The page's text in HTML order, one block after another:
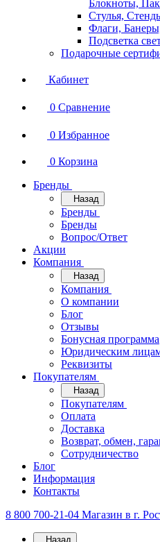
Блокноты,
Стулья,
Флаги,
Подсветка
Подарочные
Кабинет
0 Сравнение
0 Избранное
0 Корзина
Бренды
Назад
Бренды
Бренды
Вопрос/Ответ
Акции
Компания
Назад
Компания
О компании
Блог
Отзывы
Бонусная программа
Юридическим
Реквизиты
Покупателям
Назад
Покупателям
Оплата
Доставка
Возврат, обмен,
Сотрудничество
Блог
Информация
Контакты
8 800 700-21-04 Магазин в г.
Назад